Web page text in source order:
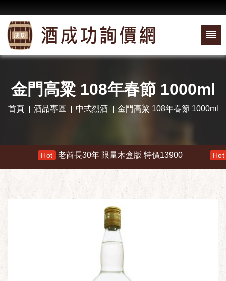
金門高粱 108年春節 1000ml
首頁 酒品專區 中式烈酒 金門高粱 108年春節 1000ml
老酋長30年 限量木盒版 特價13900 響